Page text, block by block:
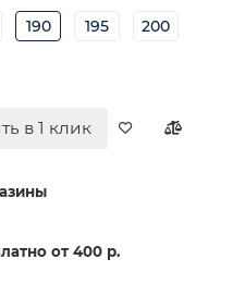
190 195 200
в 1 клик
от 400 р.